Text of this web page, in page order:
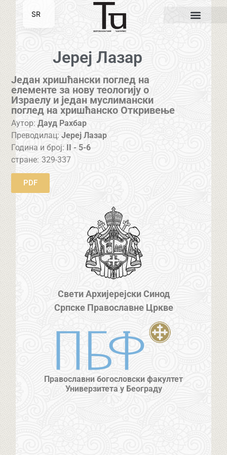
Јереј Лазар
Један хришћански поглед на
елементе за нову теологију о
Израелу и један муслимански
поглед на хришћанско Откривење
Аутор: Дауд Рахбар
Преводилац: Јереј Лазар
Година и број: II - 5-6
стране: 329-337
PDF
Свети Архијерејски Синод
Српске Православне Цркве
Православни богословски факултет
Универзитета у Београду
SR
EN